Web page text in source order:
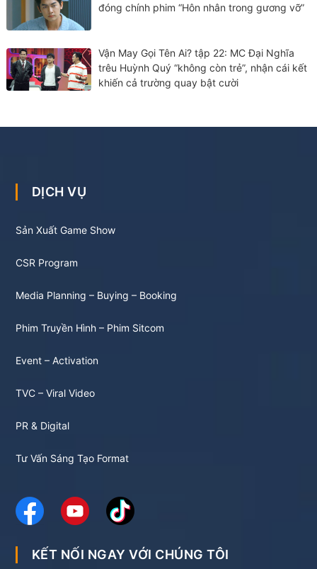
đóng chính phim “Hôn nhân trong gương vỡ”
Vận May Gọi Tên Ai? tập 22: MC Đại Nghĩa
trêu Huỳnh Quý “không còn trẻ”, nhận cái kết
khiến cả trường quay bật cười
DỊCH VỤ
Sản Xuất Game Show
CSR Program
Media Planning – Buying – Booking
Phim Truyền Hình – Phim Sitcom
Event – Activation
TVC – Viral Video
PR & Digital
Tư Vấn Sáng Tạo Format
KẾT NỐI NGAY VỚI CHÚNG TÔI